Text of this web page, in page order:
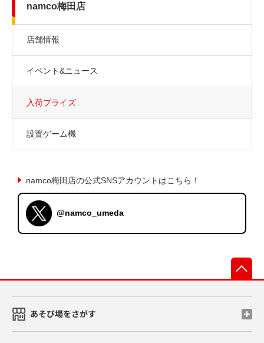
namco梅田店
店舗情報
イベント&ニュース
入荷プライズ
設置ゲーム機
namco梅田店の公式SNSアカウントはこちら！
@namco_umeda
あそび場をさがす